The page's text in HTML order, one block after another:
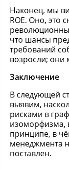
Наконец, мы
ROE. Оно, это
что шансы
требований
возросли; они
Заключение
В следующей
выявим,
рисками в
изоморфизма,
принципе, в
менеджмента
поставлен.